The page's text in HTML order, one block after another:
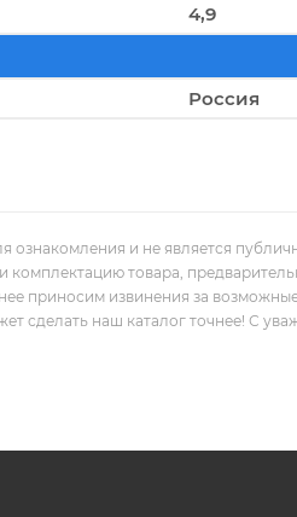
4,9
Россия
ознакомления и не является
комплектацию товара,
приносим извинения за
сделать наш каталог точнее! С